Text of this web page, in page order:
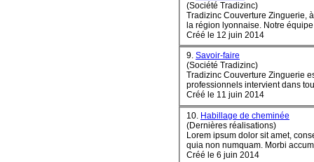
(Société Tradizinc)
Tradizinc Couverture Zinguerie,
la région lyonnaise. Notre
Créé le 12 juin 2014
9. Savoir-faire
(Société Tradizinc)
Tradizinc Couverture Zinguerie
professionnels intervient dans
Créé le 11 juin 2014
10. Habillage de cheminée
(Dernières réalisations)
Lorem ipsum dolor sit amet,
quia non
Créé le 6 juin 2014